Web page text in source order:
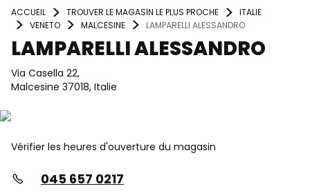
ACCUEIL TROUVER LE MAGASIN LE PLUS PROCHE
ITALIE
VENETO
MALCESINE LAMPARELLI ALESSANDRO
LAMPARELLI ALESSANDRO
Via Casella 22,
Malcesine 37018, Italie
Vérifier les heures d'ouverture du magasin
045 657 0217